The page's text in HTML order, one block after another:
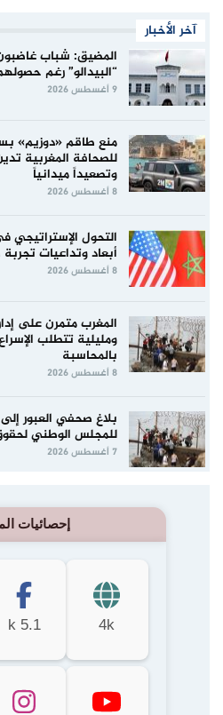
آخر الأخبار
المضيق: شباب
“البيدالو” رغم
9 أغسطس 2026
منع طاقم «دوزيم»
للصحافة المغربية
وتصعيداً ميدانياً
8 أغسطس 2026
التحول الإستراتيجي
أبعاد وتداعيات
8 أغسطس 2026
المغرب متمرن على
ومليلية تتطلب
بالمحاسبة
8 أغسطس 2026
بلاغ صحفي العبور
للمجلس الوطني
7 أغسطس 2026
إحصائيات
4k
5.1 k